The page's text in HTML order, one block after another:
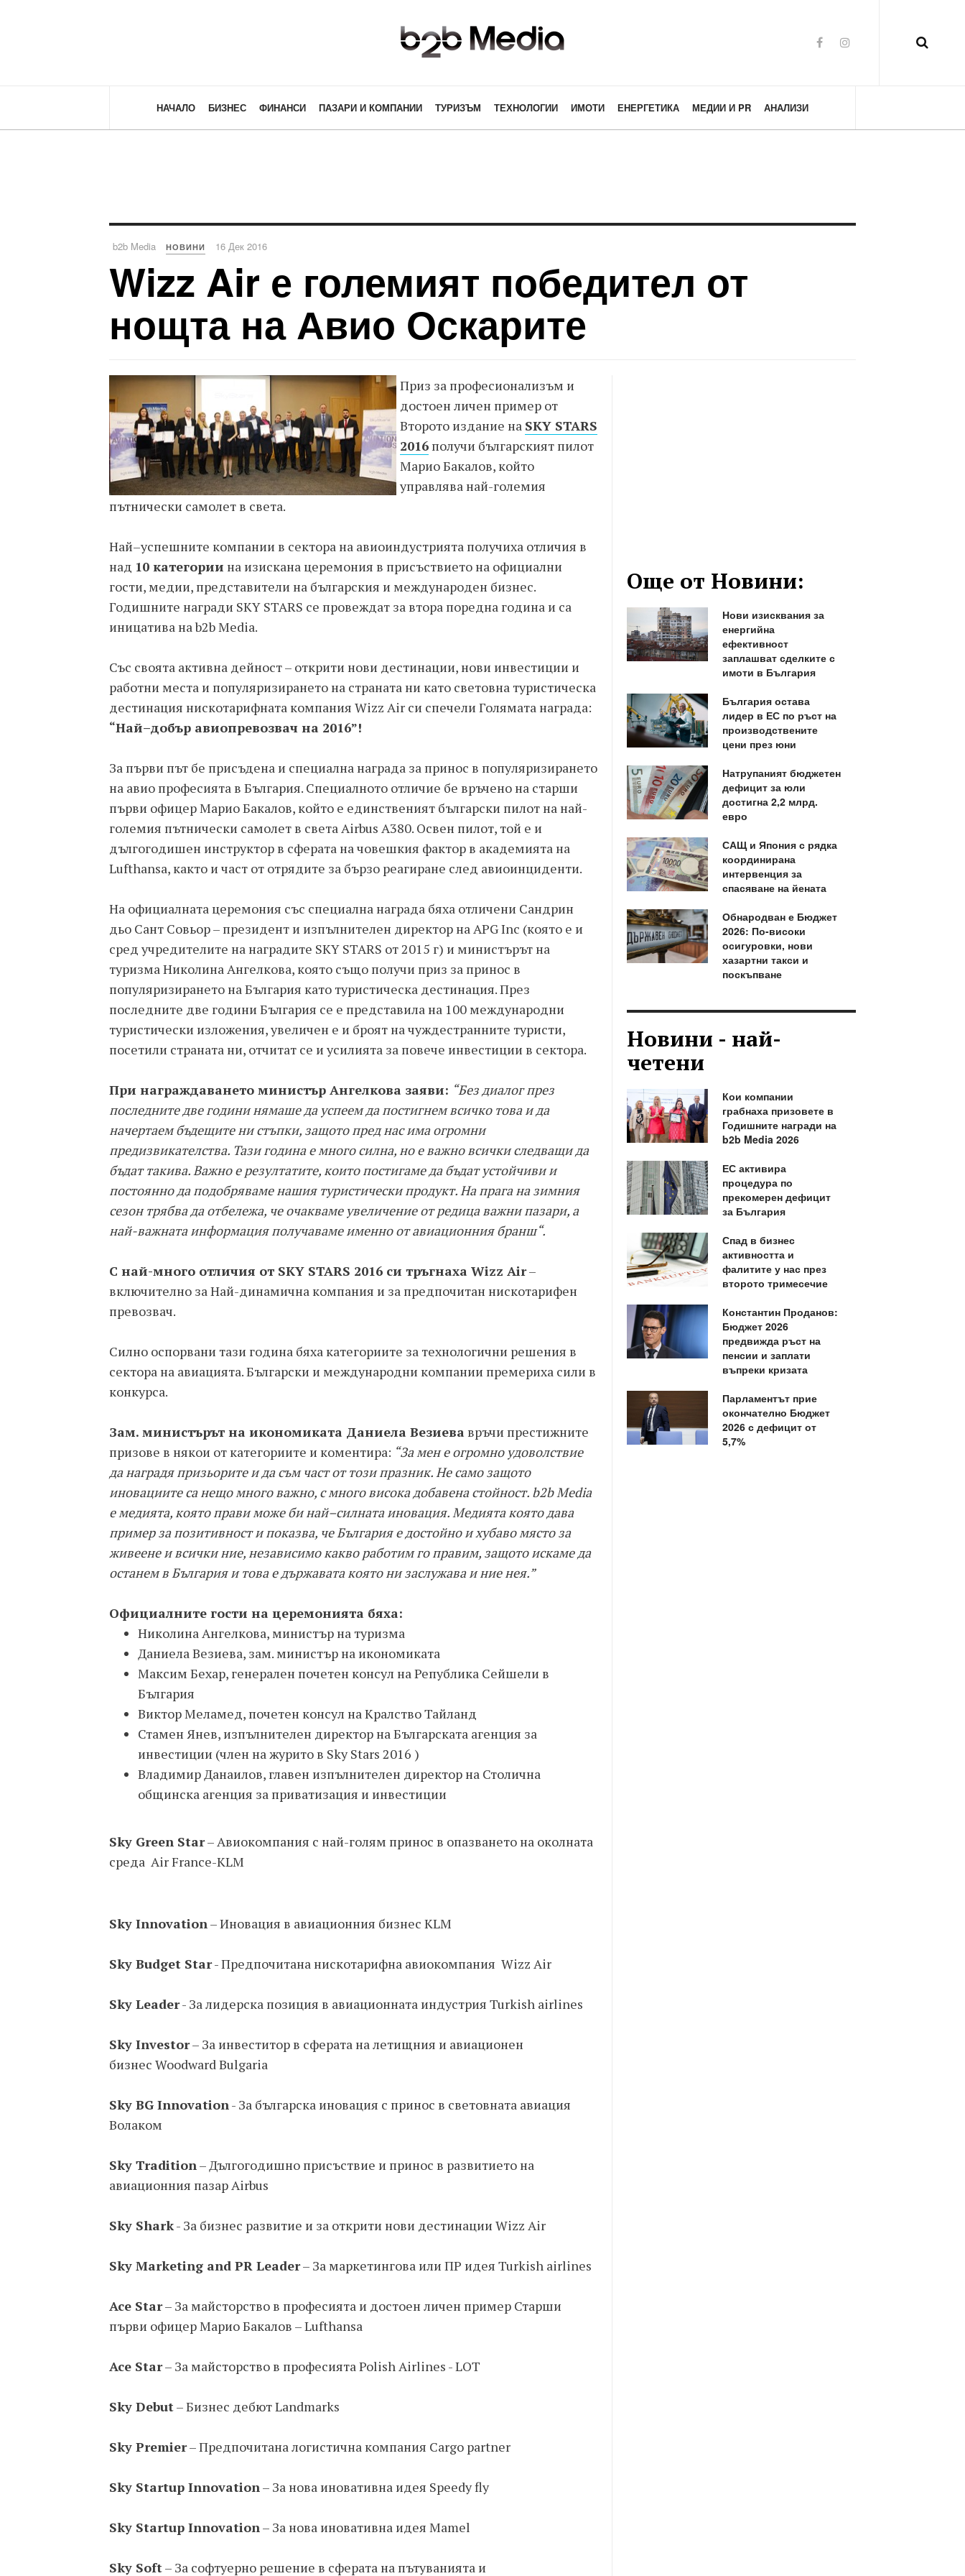
НАЧАЛО БИЗНЕС ФИНАНСИ ПАЗАРИ И КОМПАНИИ ТУРИЗЪМ ТЕХНОЛОГИИ ИМОТИ ЕНЕРГЕТИКА МЕДИИ И PR АНАЛИЗИ
b2b Media НОВИНИ 16 Дек 2016
Wizz Air е големият победител от
нощта на Авио Оскарите
Приз за професионализъм и
достоен личен пример от
Второто издание на SKY STARS
2016 получи българският пилот
Марио Бакалов, който
управлява най-големия
пътнически самолет в света.
Най–успешните компании в сектора на авиоиндустрията получиха отличия в
над 10 категории на изискана церемония в присъствието на официални
гости, медии, представители на бългaрския и международен бизнес.
Годишните награди SKY STARS се провеждат за втора поредна година и са
иницатива на b2b Media.
Със своята активна дейност – открити нови дестинации, нови инвестиции и
работни места и популяризирането на страната ни като световна туристическа
дестинация нискотарифната компания Wizz Air си спечели Голямата награда:
“Най–добър авиопревозвач на 2016”!
За първи път бе присъдена и специална награда за принос в популяризирането
на авио професията в България. Специалното отличие бе връчено на старши
първи офицер Марио Бакалов, който е единственият български пилот на най-
големия пътнически самолет в света Airbus A380. Освен пилот, той е и
дългогодишен инструктор в сферата на човешкия фактор в академията на
Lufthansa, както и част от отрядите за бързо реагиране след авиоинциденти.
На официалната церемония със специална награда бяха отличени Сандрин
дьо Сант Совьор – президент и изпълнителен директор на APG Inc (която е и
сред учредителите на наградите SKY STARS от 2015 г) и министърът на
туризма Николина Ангелкова, която също получи приз за принос в
популяризирането на България като туристическа дестинация. През
последните две години България се е представила на 100 международни
туристически изложения, увеличен е и броят на чуждестранните туристи,
посетили страната ни, отчитат се и усилията за повече инвестиции в сектора.
При награждаването министър Ангелкова заяви: “Без диалог през
последните две години нямаше да успеем да постигнем всичко това и да
начертаем бъдещите ни стъпки, защото пред нас има огромни
предизвикателства. Тази година е много силна, но е важно всички следващи да
бъдат такива. Важно е резултатите, които постигаме да бъдат устойчиви и
постоянно да подобряваме нашия туристически продукт. На прага на зимния
сезон трябва да отбележа, че очакваме увеличение от редица важни пазари, а
най-важната информация получаваме именно от авиационния бранш“.
С най-много отличия от SKY STARS 2016 си тръгнаха Wizz Air–
включително за Най-динамична компания и за предпочитан нискотарифен
превозвач.
Силно оспорвани тази година бяха категориите за технологични решения в
сектора на авиацията. Български и международни компании премериха сили в
конкурса.
Зам. министърът на икономиката Даниела Везиева връчи престижните
призове в някои от категориите и коментира: “За мен е oгромно удоволствие
да наградя призьорите и да съм част от този празник. Не само защото
иновациите са нещо много важно, с много висока добавена стойност. b2b Media
е медията, която прави може би най–силната иновация. Медията която дава
пример за позитивност и показва, че България е достойно и хубаво място за
живеене и всички ние, независимо какво работим го правим, защото искаме да
останем в България и това е държавата която ни заслужава и ние нея.”
Официалните гости на церемонията бяха:
Николина Ангелкова, министър на туризма
Даниела Везиева, зам. министър на икономиката
Максим Бехар, генерален почетен консул на Република Сейшели в
България
Виктор Меламед, почетен консул на Кралство Тайланд
Стамен Янев, изпълнителен директор на Българската агенция за
инвестиции (член на журито в Sky Stars 2016 )
Владимир Данаилов, главен изпълнителен директор на Столична
общинска агенция за приватизация и инвестиции
Sky Green Star– Авиокомпания с най-голям принос в опазването на околната
среда Air France-KLM
Sky Innovation– Иновация в авиационния бизнес KLM
Sky Budget Star- Предпочитана нискотарифна авиокомпания Wizz Air
Sky Leader- За лидерска позиция в авиационната индустрия Turkish airlines
Sky Investor– За инвеститор в сферата на летищния и авиационен
бизнес Woodward Bulgaria
Sky BG Innovation- За българска иновация с принос в световната авиация
Волаком
Sky Tradition– Дългогодишно присъствие и принос в развитието на
авиационния пазар Airbus
Sky Shark- За бизнес развитие и за открити нови дестинации Wizz Air
Sky Marketing and PR Leader– За маркетингова или ПР идея Turkish airlines
Ace Star– За майсторство в професията и достоен личен пример Старши
първи офицер Марио Бакалов – Lufthansa
Ace Star– За майсторство в професията Polish Airlines - LOT
Sky Debut– Бизнес дебют Landmarks
Sky Premier– Предпочитана логистична компания Cargo partner
Sky Startup Innovation– За нова иновативна идея Speedy fly
Sky Startup Innovation– За нова иновативна идея Mamel
Sky Soft– За софтуерно решение в сферата на пътуванията и
Още от Новини:
Нови изисквания за
енергийна
ефективност
заплашват сделките с
имоти в България
България остава
лидер в ЕС по ръст на
производствените
цени през юни
Натрупаният бюджетен
дефицит за юли
достигна 2,2 млрд.
евро
САЩ и Япония с рядка
координирана
интервенция за
спасяване на йената
Обнародван е Бюджет
2026: По-високи
осигуровки, нови
хазартни такси и
поскъпване
Новини - най-
четени
Кои компании
грабнаха призовете в
Годишните награди на
b2b Media 2026
ЕС активира
процедура по
прекомерен дефицит
за България
Спад в бизнес
активността и
фалитите у нас през
второто тримесечие
Константин Проданов:
Бюджет 2026
предвижда ръст на
пенсии и заплати
въпреки кризата
Парламентът прие
окончателно Бюджет
2026 с дефицит от
5,7%